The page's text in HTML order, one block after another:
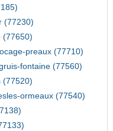
(77230)
(77650)
preaux (77710)
fontaine (77560)
(77520)
ormeaux (77540)